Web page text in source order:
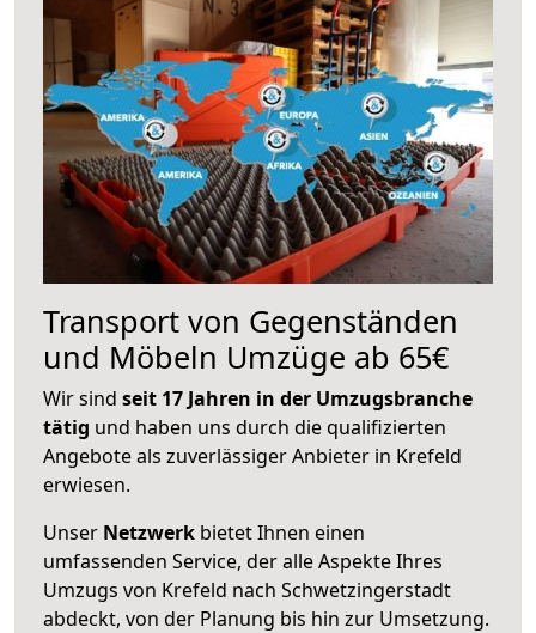
Transport von Gegenständen
und Möbeln Umzüge ab 65€
Wir sind seit 17 Jahren in der Umzugsbranche
tätig und haben uns durch die qualifizierten
Angebote als zuverlässiger Anbieter in Krefeld
erwiesen.
Unser Netzwerk bietet Ihnen einen
umfassenden Service, der alle Aspekte Ihres
Umzugs von Krefeld nach Schwetzingerstadt
abdeckt, von der Planung bis hin zur Umsetzung.